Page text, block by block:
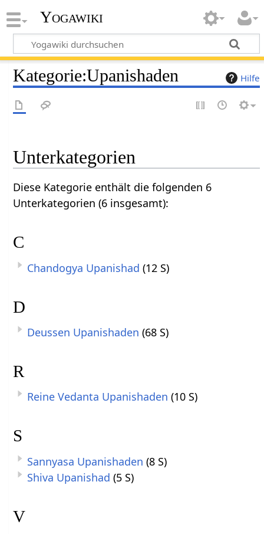
Yogawiki
Hilfe
Kategorie:Upanishaden
Unterkategorien
Diese Kategorie enthält die folgenden 6
Unterkategorien (6 insgesamt):
C
Chandogya Upanishad (12 S)
D
Deussen Upanishaden (68 S)
R
Reine Vedanta Upanishaden (10 S)
S
Sannyasa Upanishaden (8 S)
Shiva Upanishad (5 S)
V